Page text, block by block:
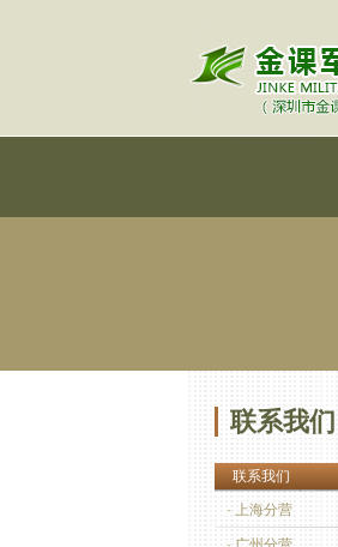
联系我们
联系我们
· 上海分营